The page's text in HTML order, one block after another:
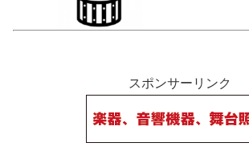
スポンサーリンク